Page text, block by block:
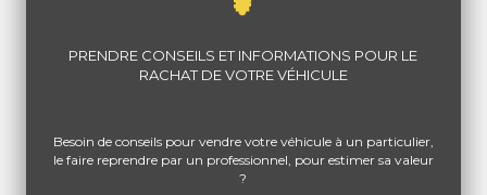
PRENDRE CONSEILS ET INFORMATIONS POUR LE
RACHAT DE VOTRE VÉHICULE
Besoin de conseils pour vendre votre véhicule à un particulier,
le faire reprendre par un professionnel, pour estimer sa valeur
?